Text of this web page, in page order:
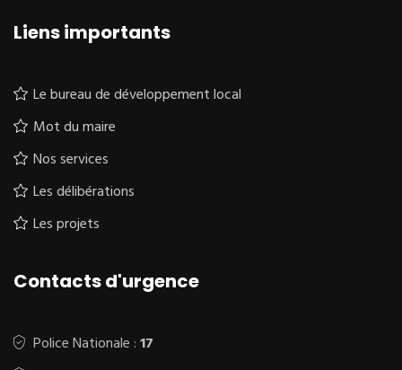
Liens importants
Le bureau de développement local
Mot du maire
Nos services
Les délibérations
Les projets
Contacts d'urgence
Police Nationale :17